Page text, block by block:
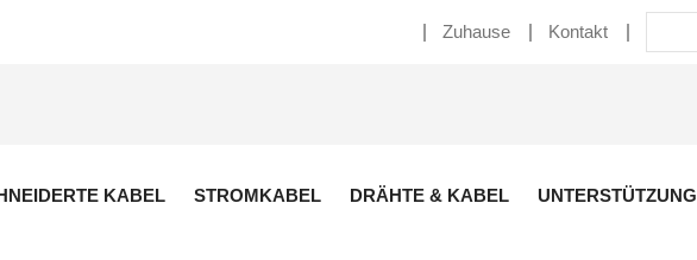
Zuhause Kontakt
KABEL STROMKABEL DRÄHTE & KABEL UNTERSTÜTZUNG